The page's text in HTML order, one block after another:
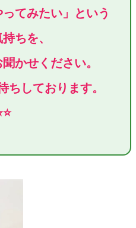
てみたい」という
ちを、
かせください。
ちしております。